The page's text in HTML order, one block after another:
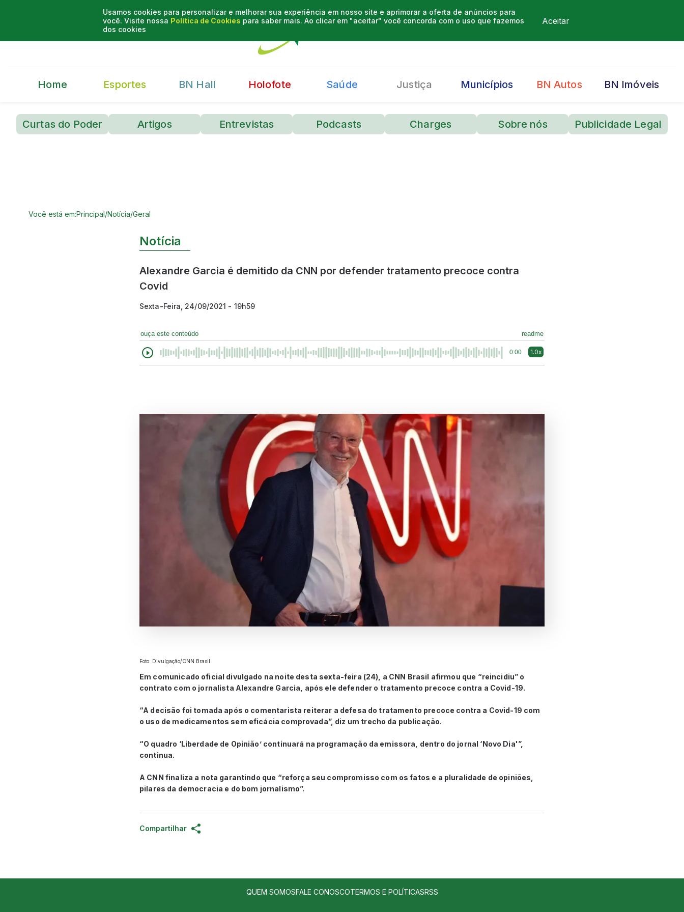
Usamos cookies para personalizar e melhorar sua experiência em nosso site e aprimorar a oferta de anúncios para
você. Visite nossa Política de Cookies para saber mais. Ao clicar em "aceitar" você concorda com o uso que fazemos
dos cookies
Aceitar
Home Esportes BN Hall Holofote Saúde Justiça Municípios BN Autos BN Imóveis
Curtas do Poder Artigos Entrevistas Podcasts Charges Sobre nós Publicidade Legal
Você está em:Principal/Notícia/Geral
Notícia
Alexandre Garcia é demitido da CNN por defender tratamento precoce contra
Covid
Sexta-Feira, 24/09/2021 - 19h59
ouça este conteúdo readme
0:00 1.0x
Foto: Divulgação/CNN Brasil
Em comunicado oficial divulgado na noite desta sexta-feira (24), a CNN Brasil afirmou que “reincidiu” o
contrato com o jornalista Alexandre Garcia, após ele defender o tratamento precoce contra a Covid-19.
“A decisão foi tomada após o comentarista reiterar a defesa do tratamento precoce contra a Covid-19 com
o uso de medicamentos sem eficácia comprovada”, diz um trecho da publicação.
“O quadro ‘Liberdade de Opinião’ continuará na programação da emissora, dentro do jornal ‘Novo Dia'”,
continua.
A CNN finaliza a nota garantindo que “reforça seu compromisso com os fatos e a pluralidade de opiniões,
pilares da democracia e do bom jornalismo”.
Compartilhar
QUEM SOMOSFALE CONOSCOTERMOS E POLÍTICASRSS